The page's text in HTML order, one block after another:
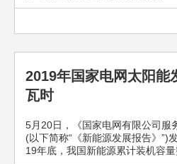
2019年国家电网太阳能
瓦时
5月20日，《国家电网有限公司服
(以下简称“《新能源发展报告》”)
19年底，我国新能源累计装机容